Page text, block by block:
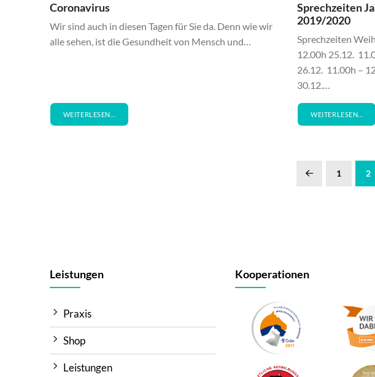
Coronavirus
Wir sind auch in diesen Tagen für Sie da. Denn wie wir
alle sehen, ist die Gesundheit von Mensch und…
WEITERLESEN…
Sprechzeiten
2019/2020
Sprechzeiten
12.00h 25.12.
26.12. 11.00h –
30.12.…
WEITERLESEN…
Prev 1 2
Leistungen
Praxis
Shop
Leistungen
Kooperationen